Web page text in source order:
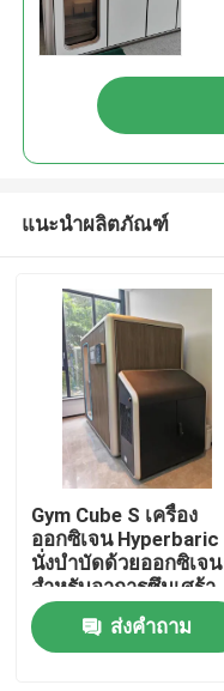
บ้าน
แนะนำผลิตภัณฑ์
Gym Cube S เครื่อง
ออกซิเจน Hyperbaric
นั่งบำบัดด้วยออกซิเจน
สำหรับอาการซึมเศร้า
ส่งคำถาม